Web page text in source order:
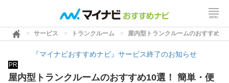
サービス トランクルーム 屋内型トランクルームのおすすめ
『マイナビおすすめナビ』サービス終了のお知らせ
PR
屋内型トランクルームのおすすめ10選！ 簡単・便